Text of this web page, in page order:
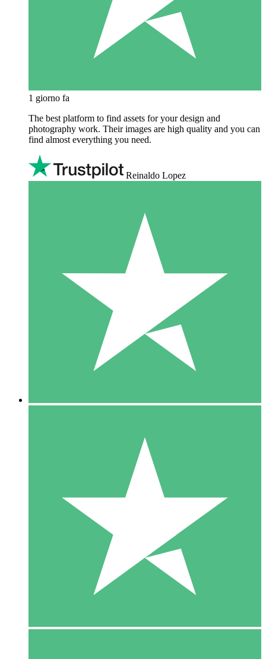
1 giorno fa
The best platform to find assets for your design and
photography work. Their images are high quality and you can
find almost everything you need.
Reinaldo Lopez